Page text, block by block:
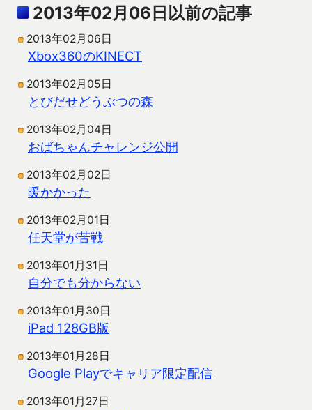
2013年02月06日以前の記事
2013年02月06日
Xbox360のKINECT
2013年02月05日
とびだせどうぶつの森
2013年02月04日
おばちゃんチャレンジ公開
2013年02月02日
暖かかった
2013年02月01日
任天堂が苦戦
2013年01月31日
自分でも分からない
2013年01月30日
iPad 128GB版
2013年01月28日
Google Playでキャリア限定配信
2013年01月27日